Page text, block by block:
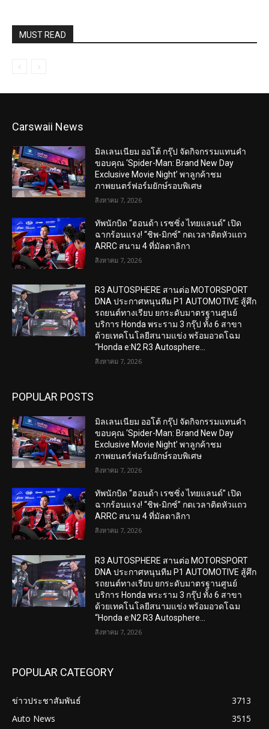
Carswaii News
มิลเลนเนียม ออโต้ กรุ๊ป จัดกิจกรรมแทนคำ
ขอบคุณ ‘Spider-Man: Brand New Day
Exclusive Movie Night’ พาลูกค้าชม
ภาพยนตร์ฟอร์มยักษ์รอบพิเศษ
สิงหาคม 7, 2026
ทัพนักบิด “ฮอนด้า เรซซิ่ง ไทยแลนด์” เปิด
ฉากร้อนแรง! “ชิพ-มิกซ์” กดเวลาติดหัวแถว
ARRC สนาม 4 ที่มัลดาลิกา
สิงหาคม 7, 2026
R3 AUTOSPHERE สานต่อ MOTORSPORT
DNA ประกาศหนุนทีม P1 AUTOMOTIVE สู้ศึก
รถยนต์ทางเรียบ ยกระดับมาตรฐานศูนย์
บริการ Honda พระราม 3 กรุ๊ป ทั้ง 6 สาขา
ด้วยเทคโนโลยีสนามแข่ง พร้อมอวดโฉม
“Honda e:N2 R3 Autosphere...
สิงหาคม 7, 2026
POPULAR POSTS
มิลเลนเนียม ออโต้ กรุ๊ป จัดกิจกรรมแทนคำ
ขอบคุณ ‘Spider-Man: Brand New Day
Exclusive Movie Night’ พาลูกค้าชม
ภาพยนตร์ฟอร์มยักษ์รอบพิเศษ
สิงหาคม 7, 2026
ทัพนักบิด “ฮอนด้า เรซซิ่ง ไทยแลนด์” เปิด
ฉากร้อนแรง! “ชิพ-มิกซ์” กดเวลาติดหัวแถว
ARRC สนาม 4 ที่มัลดาลิกา
สิงหาคม 7, 2026
R3 AUTOSPHERE สานต่อ MOTORSPORT
DNA ประกาศหนุนทีม P1 AUTOMOTIVE สู้ศึก
รถยนต์ทางเรียบ ยกระดับมาตรฐานศูนย์
บริการ Honda พระราม 3 กรุ๊ป ทั้ง 6 สาขา
ด้วยเทคโนโลยีสนามแข่ง พร้อมอวดโฉม
“Honda e:N2 R3 Autosphere...
สิงหาคม 7, 2026
POPULAR CATEGORY
ข่าวประชาสัมพันธ์
3713
Auto News
3515